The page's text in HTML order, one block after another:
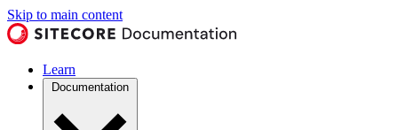
Skip to main content
Learn
Documentation